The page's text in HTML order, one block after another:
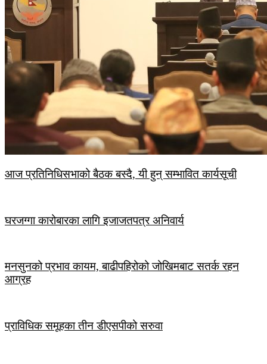
आज प्रतिनिधिसभाको बैठक बस्दै, यी हुन् सम्भावित कार्यसूची
घरजग्गा कारोबारका लागि इजाजतपत्र अनिवार्य
मनसुनको प्रभाव कायम, बाढीपहिरोको जोखिमबाट सतर्क रहन
आग्रह
प्राविधिक समूहका तीन डीएसपीको सरुवा